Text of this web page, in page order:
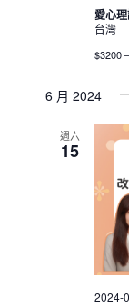
愛心
台灣
$3200
6 月 2024
週六
15
2024-